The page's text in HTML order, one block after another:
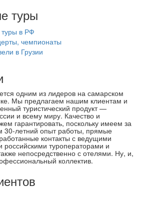
туры
в РФ
чемпионаты
в Грузии
одним из лидеров на самарском
Мы предлагаем нашим клиентам и
туристический продукт —
и всему миру. Качество и
гарантировать, поскольку имеем за
30-летний опыт работы, прямые
контакты с ведущими
туроператорами и
непосредственно с отелями. Ну, и,
коллектив.